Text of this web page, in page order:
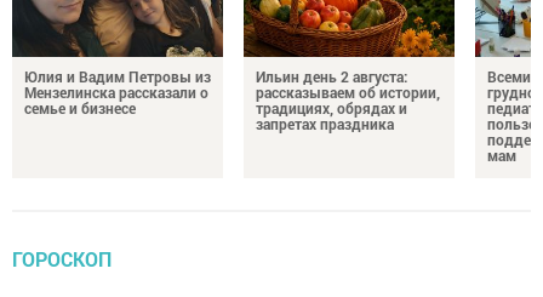
Юлия и Вадим Петровы из
Мензелинска рассказали о
семье и бизнесе
Ильин день 2 августа:
рассказываем об истории,
традициях, обрядах и
запретах праздника
пользе
мам
ГОРОСКОП